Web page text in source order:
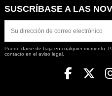
SUSCRÍBASE A LAS
Puede darse de baja en cualquier momento.
contacto en el aviso legal.